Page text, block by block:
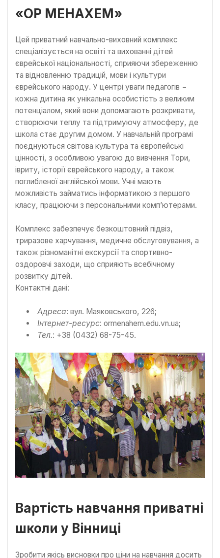
«ОР МЕНАХЕМ»
Цей приватний навчально-виховний комплекс
спеціалізується на освіті та вихованні дітей
єврейської національності, сприяючи збереженню
та відновленню традицій, мови і культури
єврейського народу. У центрі уваги педагогів −
кожна дитина як унікальна особистість з великим
потенціалом, який вони допомагають розкривати,
створюючи теплу та підтримуючу атмосферу, де
школа стає другим домом. У навчальній програмі
поєднуються світова культура та європейські
цінності, з особливою увагою до вивчення Тори,
івриту, історії єврейського народу, а також
поглибленої англійської мови. Учні мають
можливість займатись інформатикою з першого
класу, працюючи з персональними комп’ютерами.
Комплекс забезпечує безкоштовний підвіз,
триразове харчування, медичне обслуговування, а
також різноманітні екскурсії та спортивно-
оздоровчі заходи, що сприяють всебічному
розвитку дітей.
Контактні дані:
Адреса: вул. Маяковського, 226;
Інтернет-ресурс: ormenahem.edu.vn.ua;
Тел.: +38 (0432) 68-75-45.
Вартість навчання приватні
школи у Вінниці
Зробити якісь висновки про ціни на навчання досить